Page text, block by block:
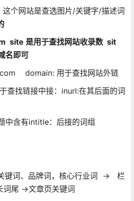
个网站是查选图片/关键字/描述词
site 是用于查找网站收录数 sit
名即可
domain: 用于查找网站外链
找链接中接：inurl:在其后面的词
含有intitle：后接的词组
键词、品牌词，核心行业词 → 栏
词尾 →文章页关键词